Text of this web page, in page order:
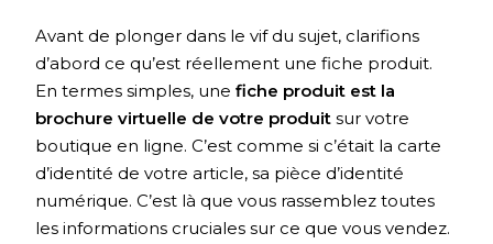
Avant de plonger dans le vif du sujet, clarifions
d’abord ce qu’est réellement une fiche produit.
En termes simples, unefiche produit est la
brochure virtuelle de votre produitsur votre
boutique en ligne. C’est comme si c’était la carte
d’identité de votre article, sa pièce d’identité
numérique. C’est là que vous rassemblez toutes
les informations cruciales sur ce que vous vendez.